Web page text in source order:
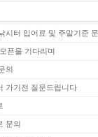
시터 입어료 및 주말기준
픈을 기다리며
의
가기전 질문드립니다
문의